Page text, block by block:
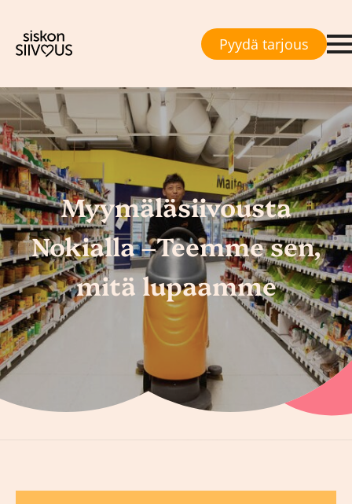
Pyydä tarjous
Myymäläsiivousta
Nokialla –Teemme sen,
mitä lupaamme